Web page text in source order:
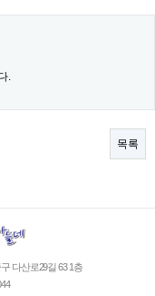
.
목록
다산로29길 63 1층